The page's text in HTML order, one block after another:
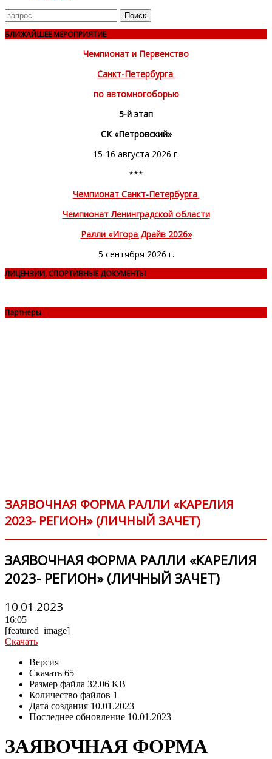
Поиск
для
БЛИЖАЙШЕЕ МЕРОПРИЯТИЕ
Чемпионат и Первенство
Санкт-Петербурга
по автомногоборью
5-й этап
СК «Петровский»
15-16 августа 2026 г.
***
Чемпионат Санкт-Петербурга
Чемпионат Ленинградской области
Ралли «Игора Драйв 2026»
5 сентября 2026 г.
ЛИЦЕНЗИИ, СПОРТИВНЫЕ ДОКУМЕНТЫ
Партнеры
ЗАЯВОЧНАЯ ФОРМА РАЛЛИ «КАРЕЛИЯ
2023- РЕГИОН» (ЛИЧНЫЙ ЗАЧЕТ)
ЗАЯВОЧНАЯ ФОРМА РАЛЛИ «КАРЕЛИЯ
2023- РЕГИОН» (ЛИЧНЫЙ ЗАЧЕТ)
10.01.2023
16:05
[featured_image]
Скачать
Версия
Скачать 65
Размер файла 32.06 KB
Количество файлов 1
Дата создания 10.01.2023
Последнее обновление 10.01.2023
ЗАЯВОЧНАЯ ФОРМА